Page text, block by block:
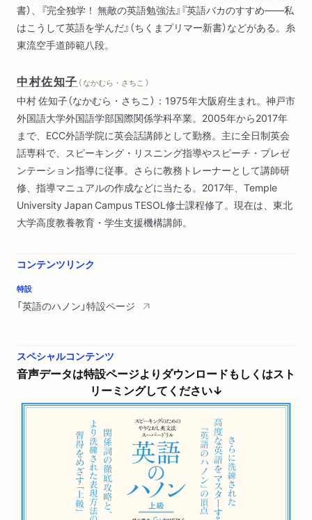
第2部 さらに洗練された英語を使えるようになる
………………………………………
Unit 9 名詞構文
Unit 11 助動詞+have+p.p.
Unit 12 仮定法(1) 仮定法過去・仮定法過去完了・混合形
Unit 13 仮定法(2) 仮定法の慣用表現
Unit 14 仮定法(3) 仮定法未来・仮定法現在・if 倒置・if 節の代用
書）、『完全独学！ 無敵の英語勉強法』『英語バカのすすめ――私
はこうして英語を学んだ』（ちくまプリマー新書）などがある。糸
東流空手道師範八段。
中村佐知子 （ なかむら・さちこ ）
中村 佐知子（なかむら・さちこ）：1975年大阪府生まれ。神戸市
外国語大学外国語学部国際関係学科卒業。2005年から2017年
まで、ECC外語学院に英会話講師として勤務。主に全日制英会
話専科で、スピーキング・リスニング指導やスピーチ・プレゼ
ンテーション指導に従事。さらに教務トレーナーとして講師研
修、指導マニュアルの作成などに当たる。2017年、Temple
University Japan Campus TESOL修士課程修了。現在は、東北
大学高度教養教育・学生支援機構講師。
コンテンツリンク
特設
「英語のハノン」特設ページ
スペシャルコンテンツ
音声データは特設ページよりダウンロードもしくはスト
リーミングしてください↓